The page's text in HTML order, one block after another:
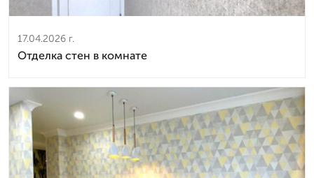
17.04.2026 г.
Отделка стен в комнате